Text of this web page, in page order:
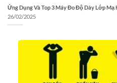
Ứng Dụng Và Top 3 Máy Đo Độ Dày Lớp Mạ
26/02/2025